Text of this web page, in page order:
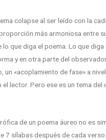
colapse al ser leído con la
más armoniosa entre
que diga el poema. Lo que diga
y en otra parte del
un «acoplamiento de fase» a
lector. Pero ese es un tema del
de un poema áureo no es
7 sílabas después de cada